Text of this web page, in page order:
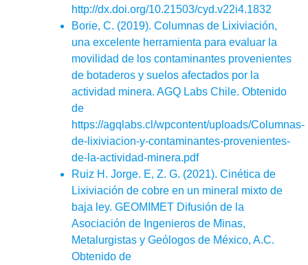
http://dx.doi.org/10.21503/cyd.v22i4.1832
Borie, C. (2019). Columnas de Lixiviación,
una excelente herramienta para evaluar la
movilidad de los contaminantes provenientes
de botaderos y suelos afectados por la
actividad minera. AGQ Labs Chile. Obtenido
de
https://agqlabs.cl/wpcontent/uploads/Columnas-
de-lixiviacion-y-contaminantes-provenientes-
de-la-actividad-minera.pdf
Ruiz H. Jorge. E, Z. G. (2021). Cinética de
Lixiviación de cobre en un mineral mixto de
baja ley. GEOMIMET Difusión de la
Asociación de Ingenieros de Minas,
Metalurgistas y Geólogos de México, A.C.
Obtenido de